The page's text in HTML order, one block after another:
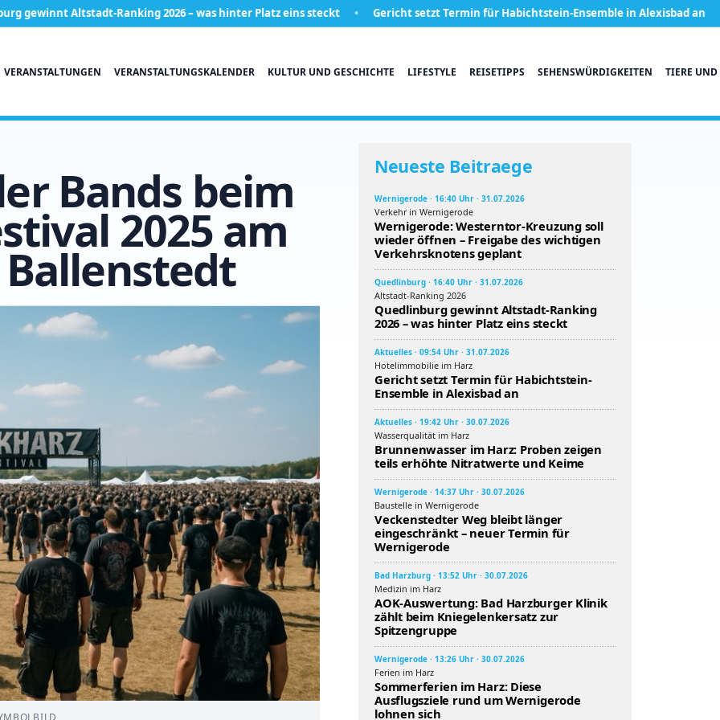
Altstadt-Ranking 2026 – was hinter Platz eins steckt Gericht setzt Termin für Habichtstein-Ensemble in Alexisbad an
VERANSTALTUNGEN VERANSTALTUNGSKALENDER KULTUR UND GESCHICHTE LIFESTYLE REISETIPPS SEHENSWÜRDIGKEITEN TIERE
Bands beim
2025 am
Neueste Beitraege
Wernigerode · 16:40 Uhr · 31.07.2026
Verkehr in Wernigerode
Wernigerode: Westerntor-Kreuzung soll
wieder öffnen – Freigabe des wichtigen
Verkehrsknotens geplant
Quedlinburg · 16:40 Uhr · 31.07.2026
Altstadt-Ranking 2026
Quedlinburg gewinnt Altstadt-Ranking
2026 – was hinter Platz eins steckt
Aktuelles · 09:54 Uhr · 31.07.2026
Hotelimmobilie im Harz
Gericht setzt Termin für Habichtstein-
Ensemble in Alexisbad an
Aktuelles · 19:42 Uhr · 30.07.2026
Wasserqualität im Harz
Brunnenwasser im Harz: Proben zeigen
teils erhöhte Nitratwerte und Keime
Wernigerode · 14:37 Uhr · 30.07.2026
Baustelle in Wernigerode
Veckenstedter Weg bleibt länger
eingeschränkt – neuer Termin für
Wernigerode
Bad Harzburg · 13:52 Uhr · 30.07.2026
Medizin im Harz
AOK-Auswertung: Bad Harzburger Klinik
zählt beim Kniegelenkersatz zur
Spitzengruppe
Wernigerode · 13:26 Uhr · 30.07.2026
Ferien im Harz
Sommerferien im Harz: Diese
Ausflugsziele rund um Wernigerode
lohnen sich